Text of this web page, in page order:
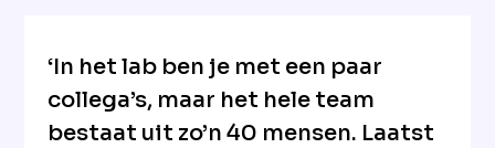
‘In het lab ben je met een paar
collega’s, maar het hele team
bestaat uit zo’n 40 mensen. Laatst